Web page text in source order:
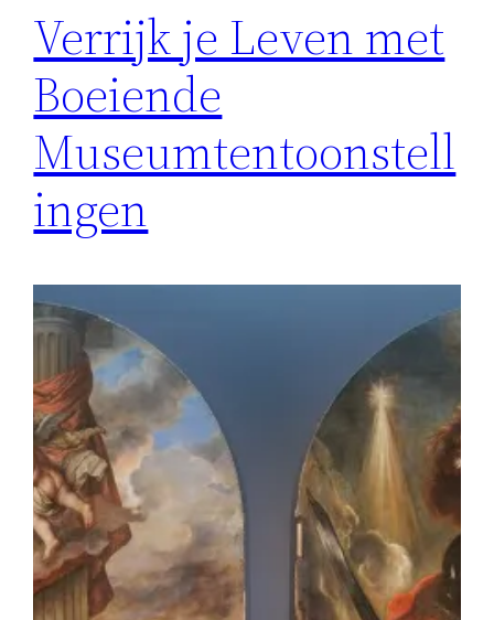
Verrijk je Leven met
Boeiende
Museumtentoonstell
ingen